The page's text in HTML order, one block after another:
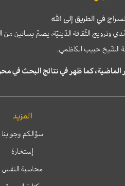
في الطريق إلى الله
وترويج الثّقافة الدّينيّة، يضمّ
الشّيخ حبيب الكاظمي.
المزيد
سؤالكم وجوابنا
إستخارة
محاسبة النفس